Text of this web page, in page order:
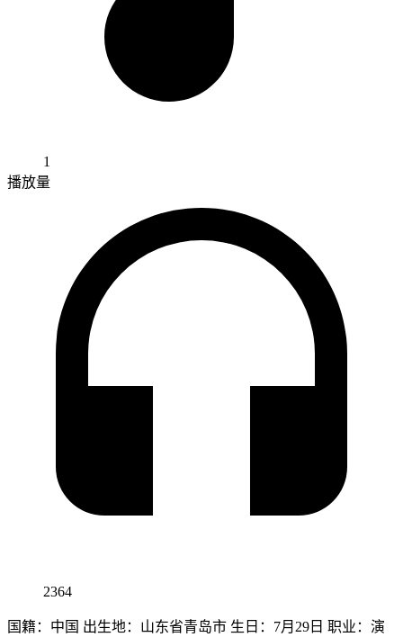
1
播放量
2364
国籍：中国 出生地：山东省青岛市 生日：7月29日 职业：演